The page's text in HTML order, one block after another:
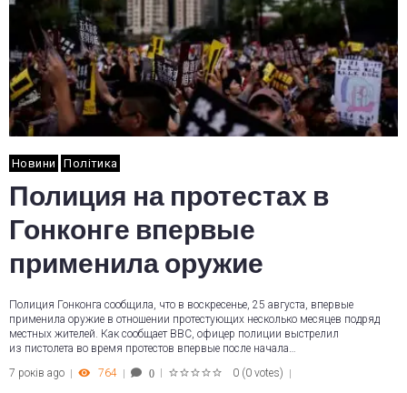
Новини Політика
Полиция на протестах в
Гонконге впервые
применила оружие
Полиция Гонконга сообщила, что в воскресенье, 25 августа, впервые
применила оружие в отношении протестующих несколько месяцев подряд
местных жителей. Как сообщает ВВС, офицер полиции выстрелил
из пистолета во время протестов впервые после начала…
7 років ago
764 0 0 (0 votes)